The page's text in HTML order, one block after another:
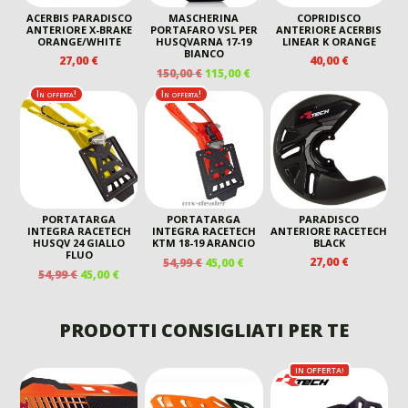
ACERBIS PARADISCO
ANTERIORE X-BRAKE
ORANGE/WHITE
27,00€
MASCHERINA
PORTAFARO VSL PER
HUSQVARNA 17-19
BIANCO
150,00€IL
PREZZO
ORIGINALE
ERA:
150,00 €.
115,00€IL
PREZZO
ATTUALE
115,00 €.
COPRIDISCO
ANTERIORE ACERBIS
LINEAR K ORANGE
40,00€
In offerta!
PORTATARGA
INTEGRA RACETECH
HUSQV 24 GIALLO
FLUO
54,99€ IL
ERA:
54,99 €.
45,00€IL
È:
45,00 €.
In offerta!
PORTATARGA
INTEGRA RACETECH
KTM 18-19 ARANCIO
54,99€ IL
54,99 €.
45,00€IL
45,00 €.
PARADISCO
ANTERIORE RACETECH
BLACK
27,00€
PRODOTTI CONSIGLIATI PER TE
IN OFFERTA!